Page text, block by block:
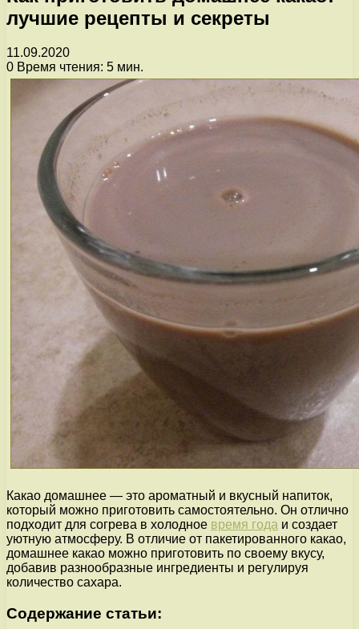
лучшие рецепты и секреты
11.09.2020
0 Время чтения: 5 мин.
Какао домашнее — это ароматный и вкусный напиток,
который можно приготовить самостоятельно. Он отлично
подходит для согрева в холодное время года и создает
уютную атмосферу. В отличие от пакетированного какао,
домашнее какао можно приготовить по своему вкусу,
добавив разнообразные ингредиенты и регулируя
количество сахара.
Содержание статьи: